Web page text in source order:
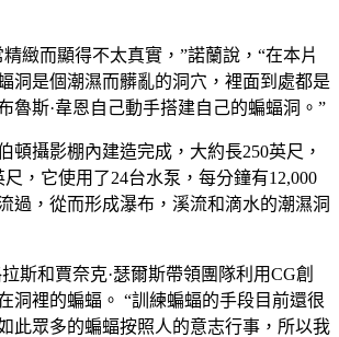
緻而顯得不太真實，”諾蘭說，“在本片
洞是個潮濕而髒亂的洞穴，裡面到處都是
魯斯·韋恩自己動手搭建自己的蝙蝠洞。”
頓攝影棚內建造完成，大約長250英尺，
尺，它使用了24台水泵，每分鐘有12,000
過，從而形成瀑布，溪流和滴水的潮濕洞
斯和賈奈克·瑟爾斯帶領團隊利用CG創
洞裡的蝙蝠。 “訓練蝙蝠的手段目前還很
此眾多的蝙蝠按照人的意志行事，所以我